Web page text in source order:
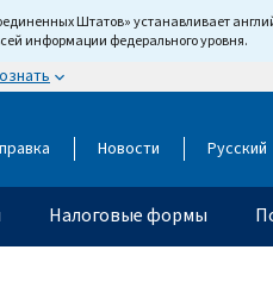
Штатов» устанавливает
информации федерального уровня.
Новости Русский
Налоговые формы